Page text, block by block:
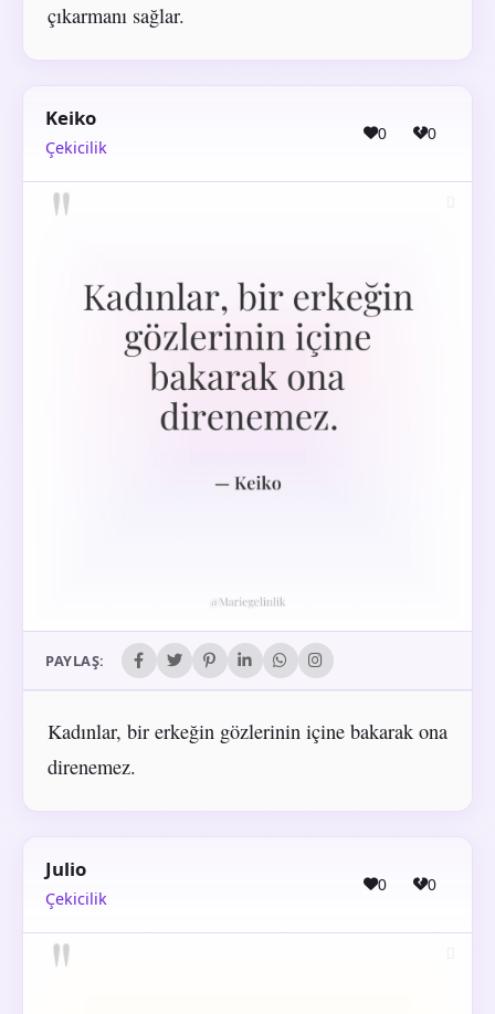
çıkarmanı sağlar.
Keiko
Çekicilik
0 0
PAYLAŞ:
Kadınlar, bir erkeğin gözlerinin içine bakarak ona
direnemez.
Julio
Çekicilik
0 0